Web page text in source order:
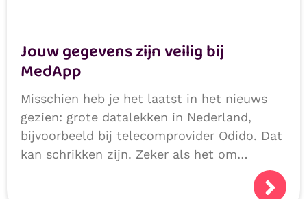
Jouw gegevens zijn veilig bij
MedApp
Misschien heb je het laatst in het nieuws
gezien: grote datalekken in Nederland,
bijvoorbeeld bij telecomprovider Odido. Dat
kan schrikken zijn. Zeker als het om
persoonlijke of medische gegevens gaat.
Logisch dat je je afvraagt: hoe veilig zijn